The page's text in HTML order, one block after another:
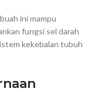
ini mampu
fungsi sel darah
kekebalan tubuh